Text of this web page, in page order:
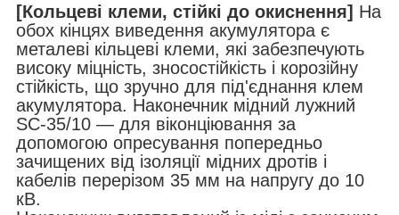
[Кольцеві клеми, стійкі до окиснення] На
обох кінцях виведення акумулятора є
металеві кільцеві клеми, які забезпечують
високу міцність, зносостійкість і корозійну
стійкість, що зручно для під'єднання клем
акумулятора. Наконечник мідний лужний
SC-35/10 — для віконціювання за
допомогою опресування попередньо
зачищених від ізоляції мідних дротів і
кабелів перерізом 35 мм на напругу до 10
кВ.